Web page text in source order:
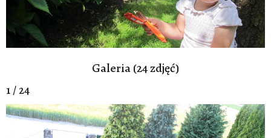
Galeria (24 zdjęć)
1 / 24